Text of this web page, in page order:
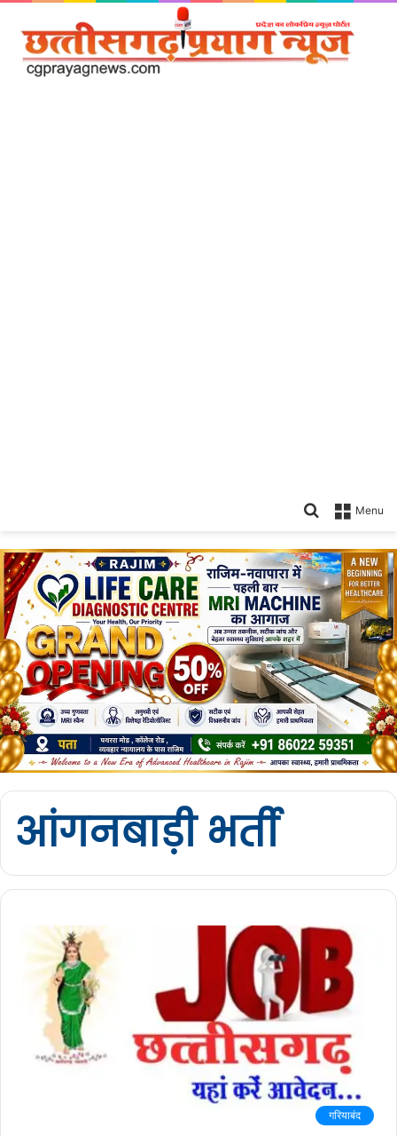
Menu
Search
आंगनबाड़ी भर्ती
गरियाबंद